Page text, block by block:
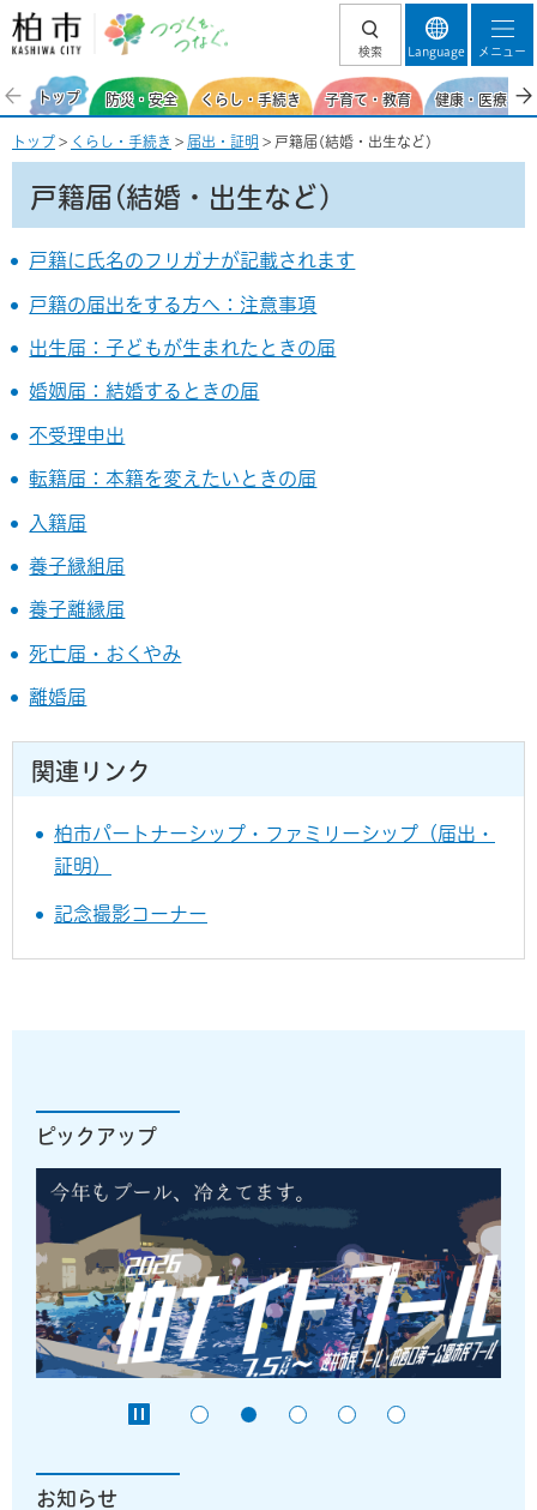
柏市 つづくを、
検索 Language メニュー
トップ 防災・安全 くらし・手続き 子育て・教育 健康・医療・
トップ > くらし・手続き > 届出・証明 > 戸籍届(結婚・出生など)
戸籍届(結婚・出生など)
戸籍に氏名のフリガナが記載されます
戸籍の届出をする方へ：注意事項
出生届：子どもが生まれたときの届
婚姻届：結婚するときの届
不受理申出
転籍届：本籍を変えたいときの届
入籍届
養子縁組届
養子離縁届
死亡届・おくやみ
離婚届
関連リンク
柏市パートナーシップ・ファミリーシップ（届出・
証明）
記念撮影コーナー
ピックアップ
お知らせ